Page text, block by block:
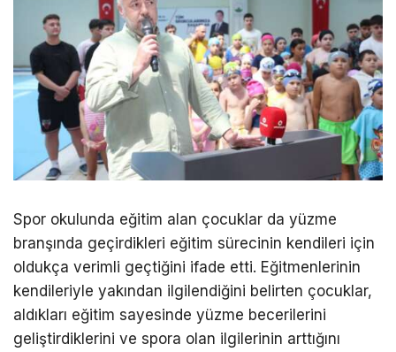
Spor okulunda eğitim alan çocuklar da yüzme
branşında geçirdikleri eğitim sürecinin kendileri için
oldukça verimli geçtiğini ifade etti. Eğitmenlerinin
kendileriyle yakından ilgilendiğini belirten çocuklar,
aldıkları eğitim sayesinde yüzme becerilerini
geliştirdiklerini ve spora olan ilgilerinin arttığını